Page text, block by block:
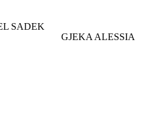
SADEK
GJEKA ALESSIA